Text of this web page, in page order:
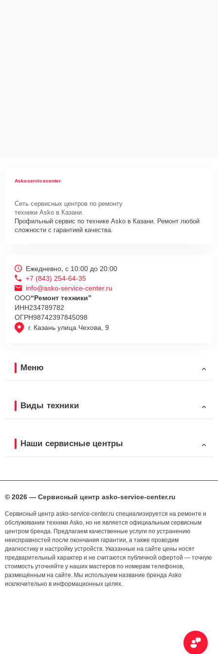
Askoservicecenter
Сеть сервисных центров по ремонту
техники Asko в Казани.
Профильный сервис по технике Asko в Казани. Ремонт любой
сложности с гарантией качества.
г. Казань улица Чехова, 9
Ежедневно, с 10:00 до 20:00
+7 (843) 254-64-35
info@asko-service-center.ru
ООО“Ремонт техники”
ИНН234789782
ОГРН98742397845098
Меню
Виды техники
Наши сервисные центры
© 2026 — Сервисный центр asko-service-center.ru
Сервисный центр asko-service-center.ru специализируется на ремонте и
обслуживании техники Asko, но не является официальным сервисным
центром бренда. Предлагаем качественные услуги по устранению
неисправностей после окончания гарантии, а также проводим
диагностику и настройку устройств. Указанные на сайте цены носят
предварительный характер и не считаются публичной офертой — точную
стоимость уточняйте у наших мастеров по номерам телефонов,
размещённым на сайте. Мы используем название бренда Asko
исключительно в информационных целях.